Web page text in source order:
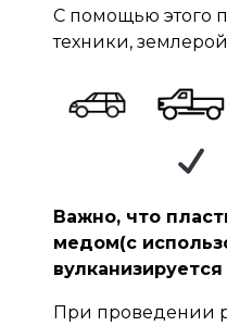
С помощью этого
техники,
Важно, что
медом(с
При проведении